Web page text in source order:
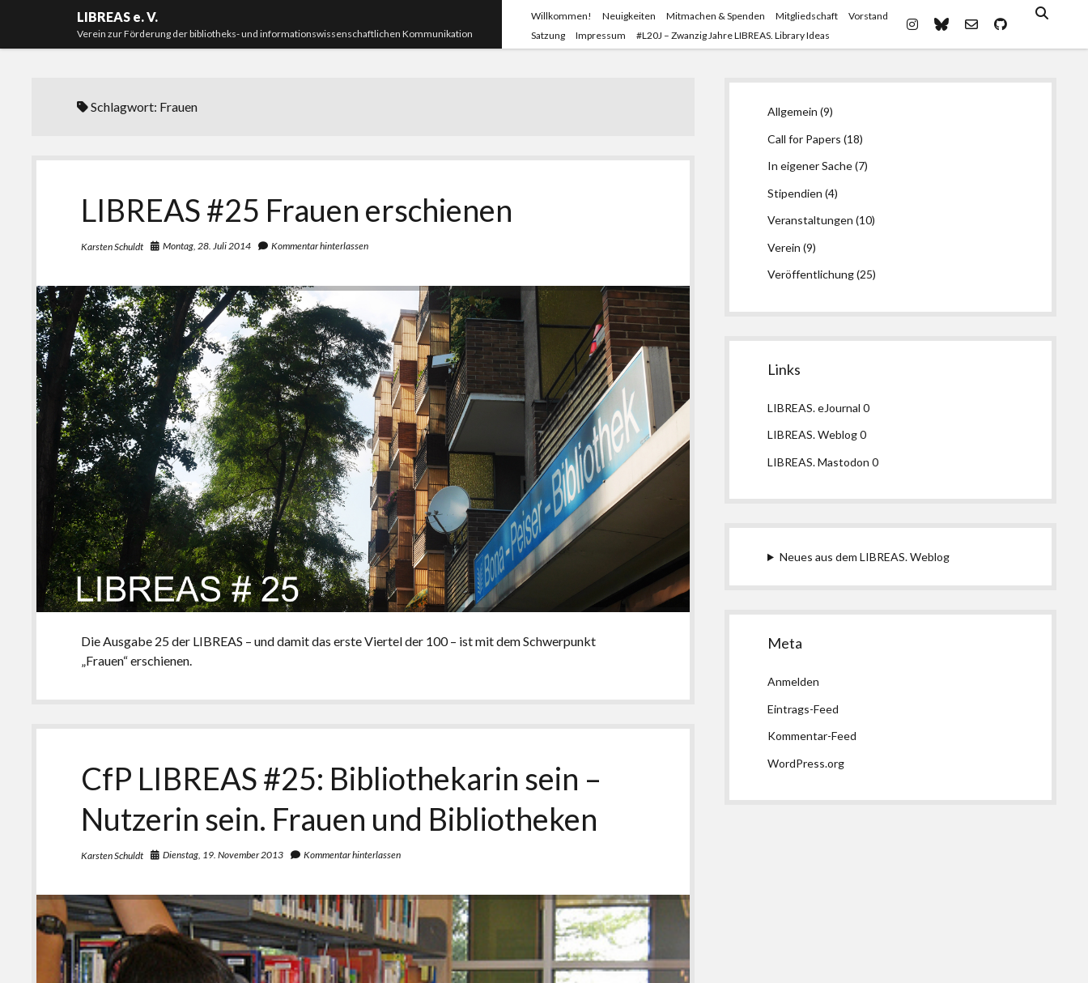
LIBREAS e. V.
Verein zur Förderung der bibliotheks- und informationswissenschaftlichen Kommunikation
Willkommen! Neuigkeiten Mitmachen & Spenden Mitgliedschaft
Vorstand
Satzung
Impressum #L20J – Zwanzig Jahre LIBREAS. Library Ideas
instagram
blueskyemail-github
Schlagwort: Frauen
LIBREAS #25 Frauen erschienen
Karsten Schuldt Montag, 28. Juli 2014 Kommentar hinterlassen
Die Ausgabe 25 der LIBREAS – und damit das erste Viertel der 100 – ist mit dem Schwerpunkt
„Frauen“ erschienen.
CfP LIBREAS #25: Bibliothekarin sein –
Nutzerin sein. Frauen und Bibliotheken
Karsten Schuldt Dienstag, 19. November 2013 Kommentar hinterlassen
Seitenleiste
Allgemein (9)
Call for Papers (18)
In eigener Sache(7)
Stipendien (4)
Veranstaltungen (10)
Verein (9)
Veröffentlichung(25)
Links
LIBREAS. eJournal 0
LIBREAS. Weblog0
LIBREAS. Mastodon 0
Neues aus dem LIBREAS. Weblog
Meta
Anmelden
Eintrags-Feed
Kommentar-Feed
WordPress.org